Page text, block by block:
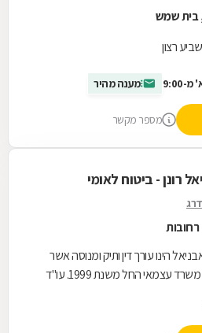
רצון
9:00 מענה מהיר
מספר מקשר
רונן - ביטוח לאומי
אבניאל הינו עורך דין ותיק ומנוסה אשר
עומד בראש משרד עצמאי החל משנת 1999. עו"ד